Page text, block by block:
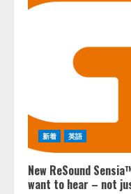
成
贈
動
新着 英語
New ReSound
want to hear – not